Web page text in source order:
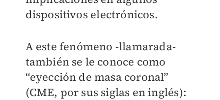
dispositivos electrónicos.
A este fenómeno -llamarada-
también se le conoce como
“eyección de masa coronal”
(CME, por sus siglas en inglés):